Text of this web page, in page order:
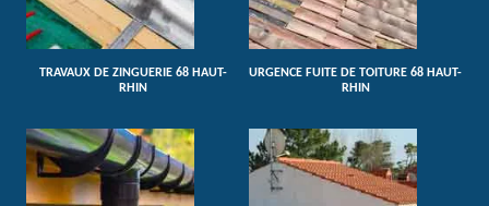
TRAVAUX DE ZINGUERIE 68 HAUT-
RHIN
URGENCE FUITE DE TOITURE 68 HAUT-
RHIN